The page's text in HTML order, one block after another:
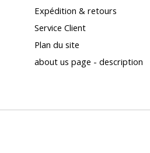
Expédition & retours
Service Client
Plan du site
about us page - description